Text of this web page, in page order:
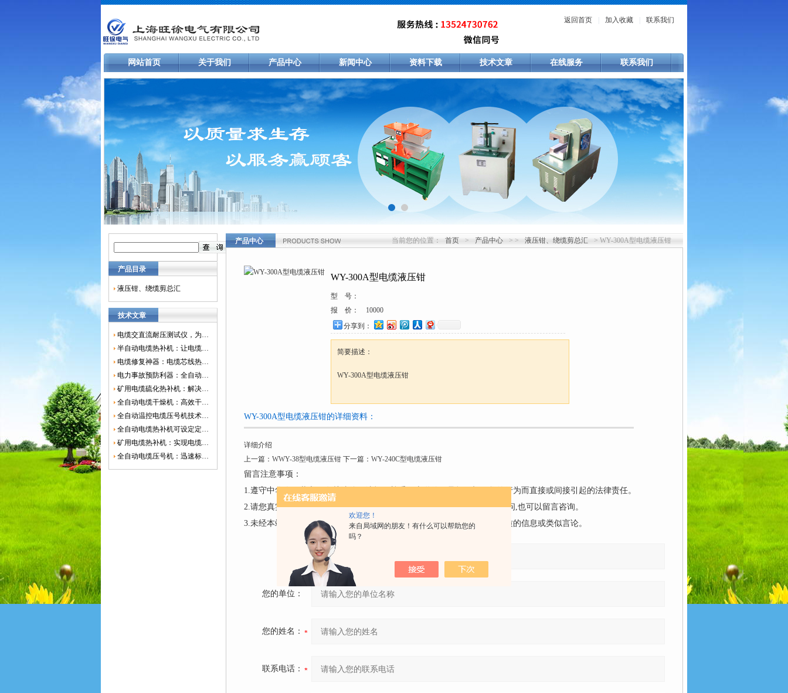
欢迎您！
来自局域网的朋友！有什么可以帮助您的
吗？
返回首页 加入收藏 联系我们
网站首页 关于我们 产品中心 新闻中心 资料下载 技术文章 在线服务 联系我们
产品目录
液压钳、绕缆剪总汇
技术文章
电缆交直流耐压测试仪，为电网安全保驾护航
半自动电缆热补机：让电缆修复更简单、更高效！
电缆修复神器：电缆芯线热补机如何保障电网安全？
电力事故预防利器：全自动控温电缆热补机
矿用电缆硫化热补机：解决矿山电缆故障的新选择
全自动电缆干燥机：高效干燥，电缆质量
全自动温控电缆压号机技术革新：数字化标识的新趋势
全自动电缆热补机可设定定时功能，实现自动化热补
矿用电缆热补机：实现电缆故障修复的高效装置
全自动电缆压号机：迅速标识电缆的利器
产品中心 当前您的位置： 首页 > 产品中心 > > 液压钳、绕缆剪总汇 > WY-300A型电缆液压钳
WY-300A型电缆液压钳
型 号：
报 价：
10000
分享到：
简要描述：
WY-300A型电缆液压钳
WY-300A型电缆液压钳的详细资料：
详细介绍
上一篇： WWY-38型电缆液压钳 下一篇： WY-240C型电缆液压钳
留言注意事项：
1.遵守中华人民共和国有关法律、法规，尊重网上道德，承担一切因您的行为而直接或间接引起的法律责任。
2.请您真实的反映产品的情况,不要捏造、诬蔑、造谣。如对产品有任何疑问,也可以留言咨询。
3.未经本站同意，任何人不得利用本留言簿发布个人或团体的具有广告性质的信息或类似言论。
您的单位：
您的姓名：
联系电话：